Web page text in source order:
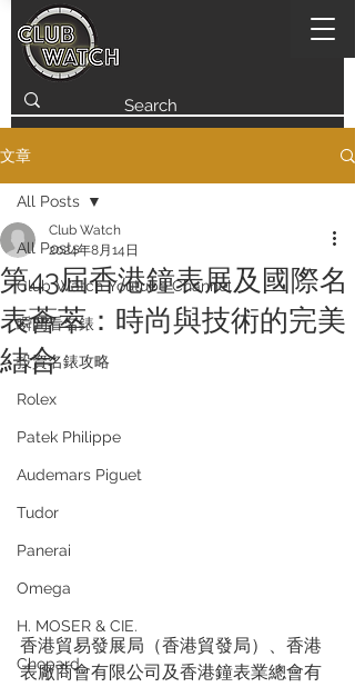
文章
All Posts
Club Watch Youtube Channel
瞬間看名錶
投資名錶攻略
Rolex
Patek Philippe
Audemars Piguet
Tudor
Panerai
Omega
H. MOSER & CIE.
Chopard
All Posts
第43屆香港鐘表展及國際名
表薈萃：時尚與技術的完美
結合
Club Watch
2024年8月14日
香港貿易發展局（香港貿發局）、香港
表廠商會有限公司及香港鐘表業總會有